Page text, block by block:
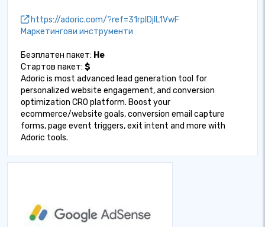
https://adoric.com/?ref=31rpIDjIL1VwF
Маркетингови инструменти
Безплатен пакет: Не
Стартов пакет: $
Adoric is most advanced lead generation tool for
personalized website engagement, and conversion
optimization CRO platform. Boost your
ecommerce/website goals, conversion email capture
forms, page event triggers, exit intent and more with
Adoric tools.